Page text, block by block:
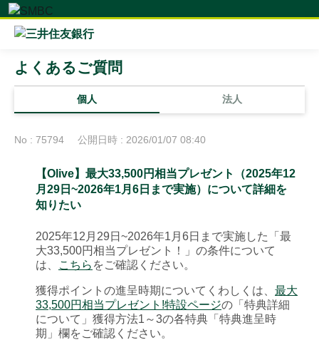
個人 法人
よくあるご質問
No : 75794 公開日時 : 2026/01/07 08:40
【Olive】最大33,500円相当プレゼント（2025年12
月29日~2026年1月6日まで実施）について詳細を
知りたい
2025年12月29日~2026年1月6日まで実施した「最
大33,500円相当プレゼント！」の条件について
は、
こちら をご確認ください。
獲得ポイントの進呈時期についてくわしくは、 最大
33,500円相当プレゼント!特設ページの「特典詳細
について」獲得方法1～3の各特典「特典進呈時
期」欄をご確認ください。